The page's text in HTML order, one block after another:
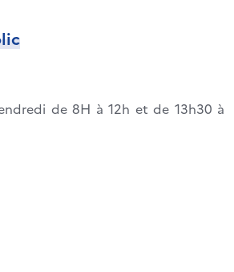
de 8H à 12h et de 13h30 à